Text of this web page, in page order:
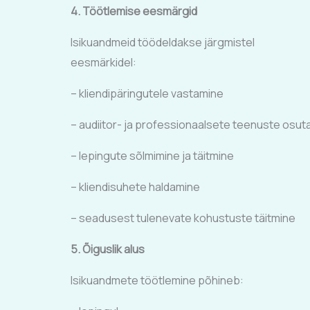
4. Töötlemise eesmärgid
Isikuandmeid töödeldakse järgmistel
eesmärkidel:
– kliendipäringutele vastamine
– audiitor- ja professionaalsete teenuste
– lepingute sõlmimine ja täitmine
– kliendisuhete haldamine
– seadusest tulenevate kohustuste täitmine
5. Õiguslik alus
Isikuandmete töötlemine põhineb: